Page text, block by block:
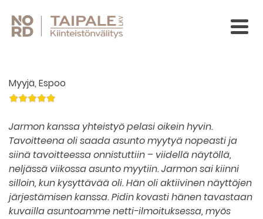
Myyjä, Espoo
Jarmon kanssa yhteistyö pelasi oikein hyvin.
Tavoitteena oli saada asunto myytyä nopeasti ja
siinä tavoitteessa onnistuttiin – viidellä näytöllä,
neljässä viikossa asunto myytiin. Jarmon sai kiinni
silloin, kun kysyttävää oli. Hän oli aktiivinen näyttöjen
järjestämisen kanssa. Pidin kovasti hänen tavastaan
kuvailla asuntoamme netti-ilmoituksessa, myös